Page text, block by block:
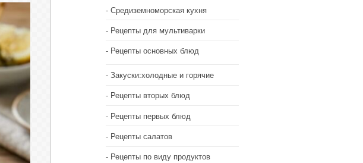
Средиземноморская кухня
Рецепты для мультиварки
Рецепты основных блюд
Закуски:холодные и горячие
Рецепты вторых блюд
Рецепты первых блюд
Рецепты салатов
Рецепты по виду продуктов